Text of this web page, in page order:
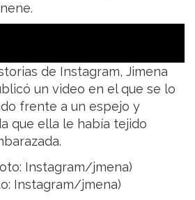
de Instagram, Jimena
un video en el que se lo
frente a un espejo y
que ella le había tejido
Instagram/jmena)